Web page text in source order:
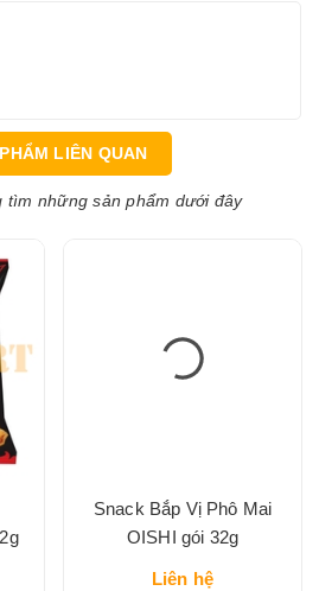
LIÊN QUAN
tìm những sản phẩm dưới đây
Snack Bắp Vị Phô Mai
OISHI gói 32g
Liên hệ